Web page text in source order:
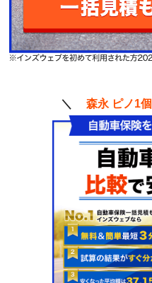
＼ 森永 ピノ1個